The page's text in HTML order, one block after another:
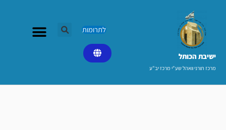
ישיבת הכותל​
מרכז תורני וואהל שע"י מרכז יב"ע
לתרומות